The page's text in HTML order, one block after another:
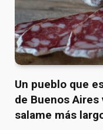
Un pueblo que
de Buenos
salame más